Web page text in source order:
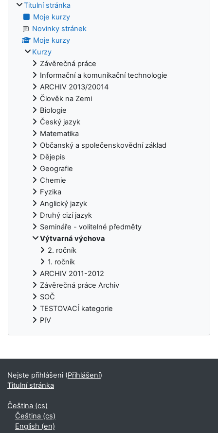
Titulní stránka
Moje kurzy
Novinky stránek
Moje kurzy
Kurzy
Závěrečná práce
Informační a komunikační technologie
ARCHIV 2013/20014
Člověk na Zemi
Biologie
Český jazyk
Matematika
Občanský a společenskovědní základ
Dějepis
Geografie
Chemie
Fyzika
Anglický jazyk
Druhý cizí jazyk
Semináře - volitelné předměty
Výtvarná výchova
2. ročník
1. ročník
ARCHIV 2011-2012
Závěrečná práce Archiv
SOČ
TESTOVACÍ kategorie
PIV
Doplňkové bloky
Nejste přihlášeni (Přihlášení)
Titulní stránka
Čeština ‎(cs)‎
Čeština ‎(cs)‎
English ‎(en)‎